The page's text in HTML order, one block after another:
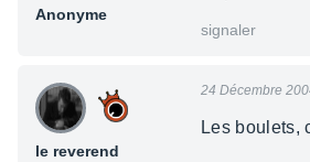
Anonyme
signaler
le reverend
24 Décembre
Les boulets,